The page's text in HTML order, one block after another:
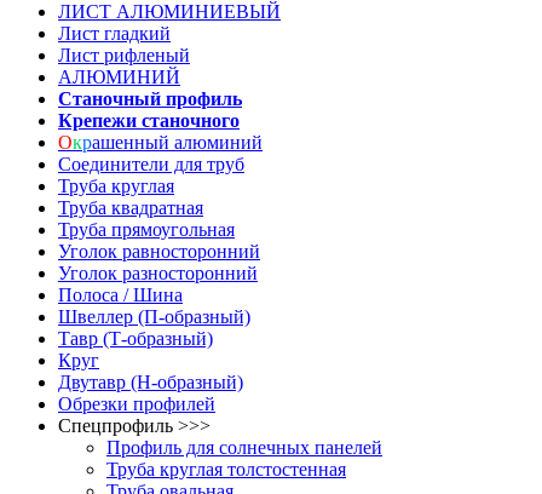
ЛИСТ АЛЮМИНИЕВЫЙ
Лист гладкий
Лист рифленый
АЛЮМИНИЙ
Станочный профиль
Крепежи станочного
Окрашенный алюминий
Соединители для труб
Труба круглая
Труба квадратная
Труба прямоугольная
Уголок равносторонний
Уголок разносторонний
Полоса / Шина
Швеллер (П-образный)
Тавр (Т-образный)
Круг
Двутавр (H-образный)
Обрезки профилей
Спецпрофиль >>>
Профиль для солнечных панелей
Труба круглая толстостенная